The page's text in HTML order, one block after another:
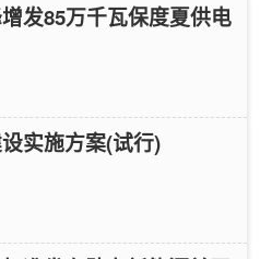
发85万千瓦保度夏供电
实施方案(试行)